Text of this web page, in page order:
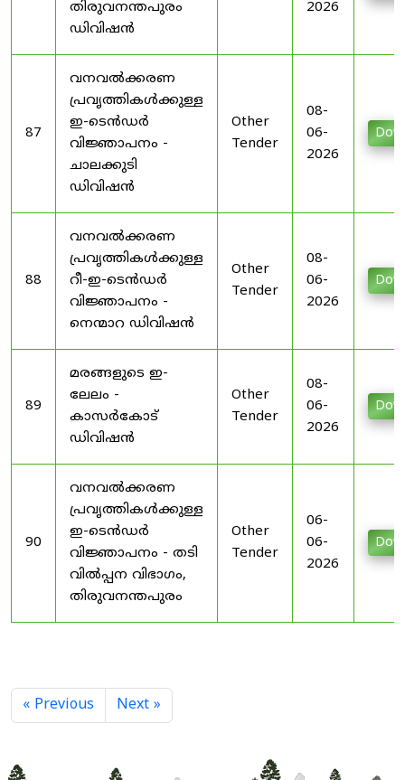
തിരുവനന്തപുരം
ഡിവിഷൻ
2026
87
വനവൽക്കരണ
പ്രവൃത്തികൾക്കുള്ള
ഇ-ടെൻഡർ
വിജ്ഞാപനം -
ചാലക്കുടി
ഡിവിഷൻ
Other
Tender
08-
06-
2026
88
വനവൽക്കരണ
പ്രവൃത്തികൾക്കുള്ള
റീ-ഇ-ടെൻഡർ
വിജ്ഞാപനം -
നെന്മാറ ഡിവിഷൻ
Other
Tender
08-
06-
2026
89
മരങ്ങളുടെ ഇ-
ലേലം -
കാസർകോട്
ഡിവിഷൻ
Other
Tender
08-
06-
2026
90
വനവൽക്കരണ
പ്രവൃത്തികൾക്കുള്ള
ഇ-ടെൻഡർ
വിജ്ഞാപനം - തടി
വിൽപ്പന വിഭാഗം,
തിരുവനന്തപുരം
Other
Tender
06-
06-
2026
« Previous Next »